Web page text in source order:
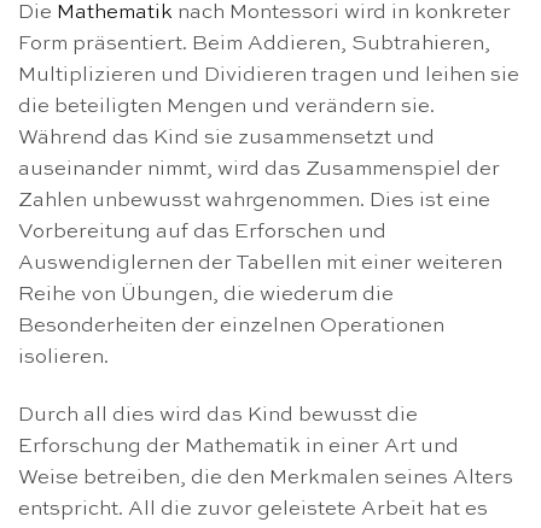
Die Mathematik nach Montessori wird in konkreter
Form präsentiert. Beim Addieren, Subtrahieren,
Multiplizieren und Dividieren tragen und leihen sie
die beteiligten Mengen und verändern sie.
Während das Kind sie zusammensetzt und
auseinander nimmt, wird das Zusammenspiel der
Zahlen unbewusst wahrgenommen. Dies ist eine
Vorbereitung auf das Erforschen und
Auswendiglernen der Tabellen mit einer weiteren
Reihe von Übungen, die wiederum die
Besonderheiten der einzelnen Operationen
isolieren.
Durch all dies wird das Kind bewusst die
Erforschung der Mathematik in einer Art und
Weise betreiben, die den Merkmalen seines Alters
entspricht. All die zuvor geleistete Arbeit hat es